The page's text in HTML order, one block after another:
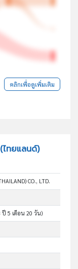
คลิกเพื่อดูเพิ่มเติม
ทยแลนด์)
CO., LTD.
ปี 5 เดือน 20 วัน)